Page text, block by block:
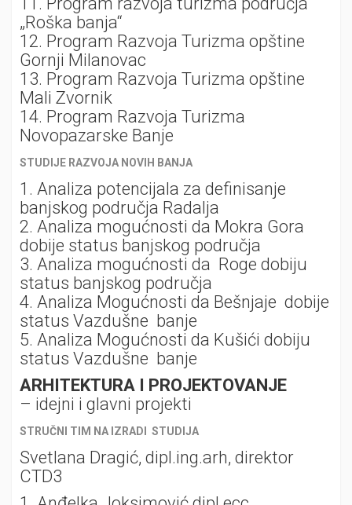
„Roška banja“
12. Program Razvoja Turizma opštine
Gornji Milanovac
13. Program Razvoja Turizma opštine
Mali Zvornik
14. Program Razvoja Turizma
Novopazarske Banje
STUDIJE RAZVOJA NOVIH BANJA
1. Analiza potencijala za definisanjе
banjskog područja Radalja
2. Analiza mogućnosti da Mokra Gora
dobije status banjskog područja
3. Analiza mogućnosti da Roge dobiju
status banjskog područja
4. Analiza Mogućnosti da Bešnjaje dobije
status Vazdušne banje
5. Analiza Mogućnosti da Kušići dobiju
status Vazdušne banje
ARHITEKTURA I PROJEKTOVANJE
– idejni i glavni projekti
STRUČNI TIM NA IZRADI STUDIJA
Svetlana Dragić, dipl.ing.arh, direktor
CTD3